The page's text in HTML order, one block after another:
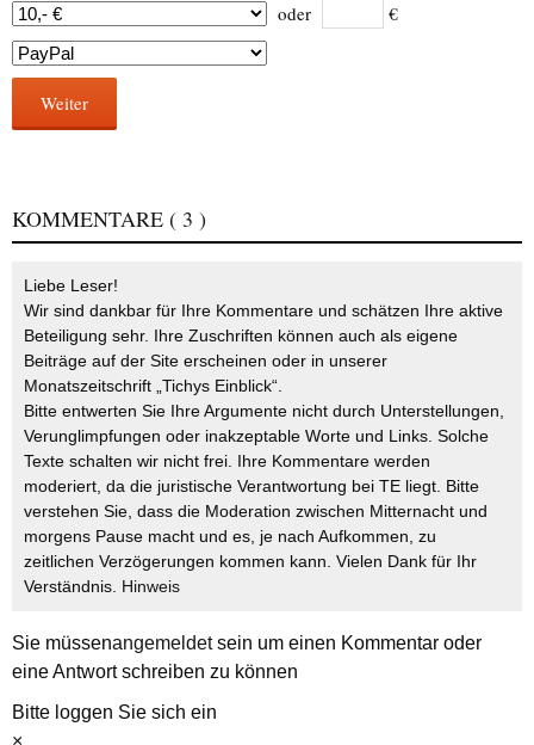
oder €
Weiter
KOMMENTARE ( 3 )
Liebe Leser!
Wir sind dankbar für Ihre Kommentare und schätzen Ihre aktive
Beteiligung sehr. Ihre Zuschriften können auch als eigene
Beiträge auf der Site erscheinen oder in unserer
Monatszeitschrift „Tichys Einblick“.
Bitte entwerten Sie Ihre Argumente nicht durch Unterstellungen,
Verunglimpfungen oder inakzeptable Worte und Links. Solche
Texte schalten wir nicht frei. Ihre Kommentare werden
moderiert, da die juristische Verantwortung bei TE liegt. Bitte
verstehen Sie, dass die Moderation zwischen Mitternacht und
morgens Pause macht und es, je nach Aufkommen, zu
zeitlichen Verzögerungen kommen kann. Vielen Dank für Ihr
Verständnis. Hinweis
Sie müssenangemeldetsein um einen Kommentar oder
eine Antwort schreiben zu können
Bitte loggen Sie sich ein